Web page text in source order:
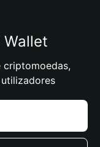
criptomoedas,